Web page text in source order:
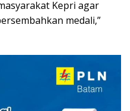
Kepri agar
medali,”